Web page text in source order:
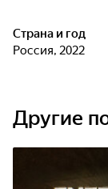
Страна и год
Россия, 2022
Другие